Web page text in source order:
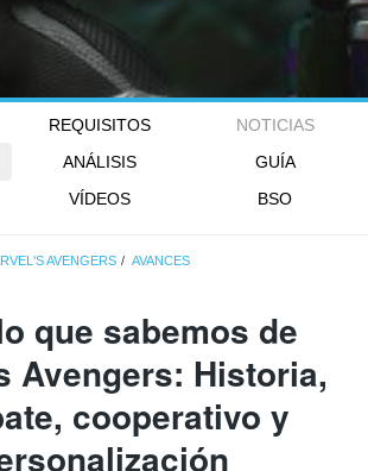
REQUISITOS
NOTICIAS
ANÁLISIS
GUÍA
VÍDEOS BSO
AVENGERS AVANCES
que sabemos de
Avengers: Historia,
cooperativo y